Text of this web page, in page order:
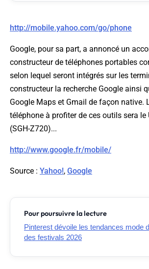
http://mobile.yahoo.com/go/phone
Google, pour sa part, a annoncé un
constructeur de téléphones portables
selon lequel seront intégrés sur les
constructeur la recherche Google ainsi
Google Maps et Gmail de façon native.
téléphone à profiter de ces outils sera
(SGH-Z720)...
http://www.google.fr/mobile/
Source : Yahoo!, Google
Pour poursuivre la lecture
Pinterest dévoile les tendances mode
des festivals 2026